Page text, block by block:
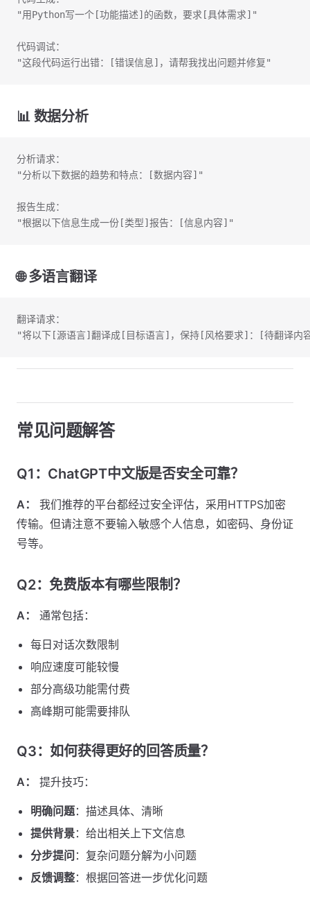
"用Python写一个[功能描述]的函数，要求[具体需求]"
代码调试：
"这段代码运行出错：[错误信息]，请帮我找出问题并修复"
📊 数据分析
分析请求：
"分析以下数据的趋势和特点：[数据内容]"
报告生成：
"根据以下信息生成一份[类型]报告：[信息内容]"
🌐多语言翻译
翻译请求：
"将以下[源语言]翻译成[目标语言]，保持[风格要求]：[待翻译内
常见问题解答
Q1：ChatGPT中文版是否安全可靠？
A：
我们推荐的平台都经过安全评估，采用HTTPS加密
传输。但请注意不要输入敏感个人信息，如密码、身份证
号等。
Q2：免费版本有哪些限制？
A： 通常包括：
每日对话次数限制
响应速度可能较慢
部分高级功能需付费
高峰期可能需要排队
Q3：如何获得更好的回答质量？
A： 提升技巧：
明确问题：描述具体、清晰
提供背景：给出相关上下文信息
分步提问 ：复杂问题分解为小问题
反馈调整：根据回答进一步优化问题